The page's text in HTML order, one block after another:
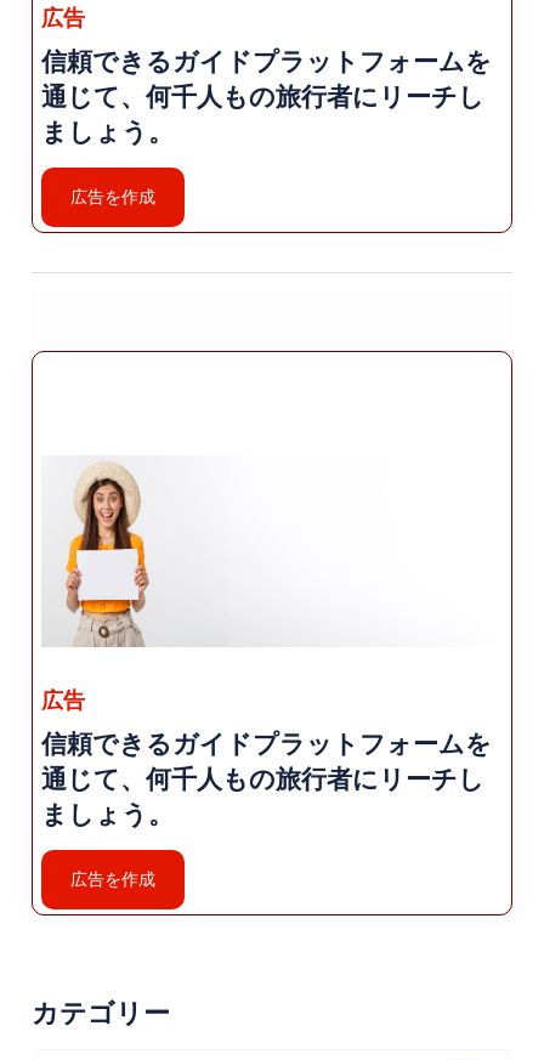
営のゲストハウス、ブティック ホテル、ホリデー ヴィラ
などの選択肢があり、その多くはビーチの近くや町の静か
なオリーブ畑の中にあります。これらの宿泊施設は、くつ
ろぎたい人に最適な、居心地の良いリラックスした雰囲気
を提供していることが多いです。
町には地元のレストランやカフェがいくつかあり、訪問者
は新鮮な魚介類やオリーブオイルをベースにした伝統的な
物など。ゴメチは、周囲の田園地帯に広がるオリーブ畑の
ーブオイルを使った料理や製品を提供しており、訪問者に
薬局、薬局などの重要なサービスがあります。そして銀
行。手作り品、お土産、オリーブオイル、オリーブ、生鮮
食品などの地元の製品を販売する地元のショップもいくつ
かあります。この町ののんびりした雰囲気とその自然の美
しさは、ゆっくりと人生のシンプルな楽しみを楽しみたい
人にとって理想的な目的地となっています。
ウォーター スポーツとアクティビティ
ゴメチの場所エーゲ海沿岸では、ウォーター スポーツやビ
ーチ アクティビティを楽しむ機会が豊富にあります。この
町のビーチは、透き通った海ときれいな砂浜で知られてお
り、水泳、日光浴、海岸沿いののんびりとした散歩に最適
です。ゴメチのビーチは一般的に近隣の町に比べて静かで
すが、海水浴客にとっては静かで美しい環境を提供しま
す。
は、ウィンドサーフィン、カイトサーフィン、セーリング
広告
信頼できるガイドプラットフォームを
通じて、何千人もの旅行者にリーチし
ましょう。
広告を作成
広告
信頼できるガイドプラットフォームを
通じて、何千人もの旅行者にリーチし
ましょう。
広告を作成
カテゴリー